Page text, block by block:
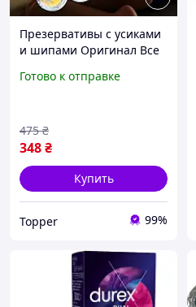
Презервативы с усиками
и шипами Оригинал Все
Готово к отправке
348₴
475 ₴
Купить
Topper 99%